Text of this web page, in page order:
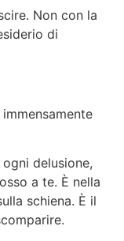
Non con la
di
delusione,
a te. È nella
schiena. È il